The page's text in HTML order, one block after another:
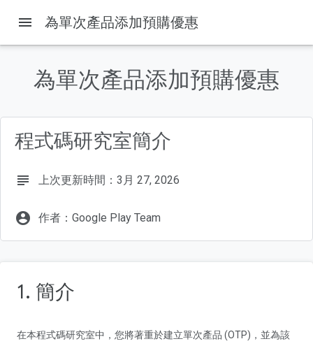
這個頁面中的內容
觀眾
必要條件
課程內容...
menu 為單次產品添加預購優惠
為單次產品添加預購優惠
程式碼研究室簡介
subject 上次更新時間：3月 27, 2026
account_circle 作者：Google Play Team
1. 簡介
在本程式碼研究室中，您將著重於建立單次產品 (OTP)，並為該